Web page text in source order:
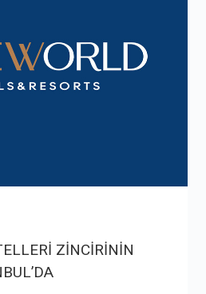
ZİNCİRİNİN